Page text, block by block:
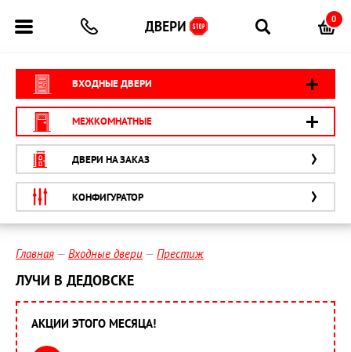
0
ВХОДНЫЕ ДВЕРИ
МЕЖКОМНАТНЫЕ
ДВЕРИ НА ЗАКАЗ
КОНФИГУРАТОР
Главная Входные двери Престиж
ЛУЧИ В ДЕДОВСКЕ
АКЦИИ ЭТОГО МЕСЯЦА!